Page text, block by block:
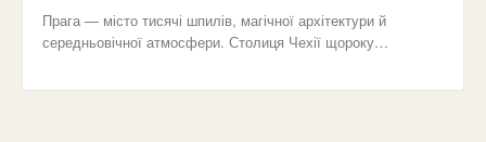
Прага — місто тисячі шпилів, магічної архітектури й
середньовічної атмосфери. Столиця Чехії щороку